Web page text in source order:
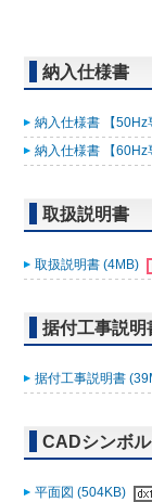
納入仕様書
納入仕様書 【50Hz
納入仕様書 【60Hz
取扱説明書
取扱説明書 (4MB)
据付工事説明
据付工事説明書
CADシンボル
平面図 (504KB)